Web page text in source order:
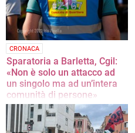
CRONACA
Sparatoria a Barletta, Cgil:
«Non è solo un attacco ad
un singolo ma ad un’intera
comunità di persone»
La vicinanza del segretario generale
Michele Valente a Di Bari